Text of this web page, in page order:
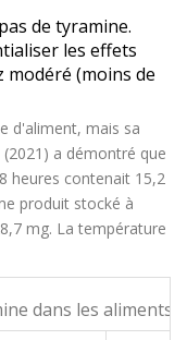
de tyramine.
les effets
modéré (moins de
d'aliment, mais sa
a démontré que
heures contenait 15,2
produit stocké à
mg. La température
dans les aliments